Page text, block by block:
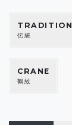
TRADITION
伝統
CRANE
鶴紋